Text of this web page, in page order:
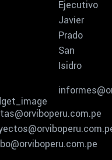
Ejecutivo
Javier
Prado
San
Isidro